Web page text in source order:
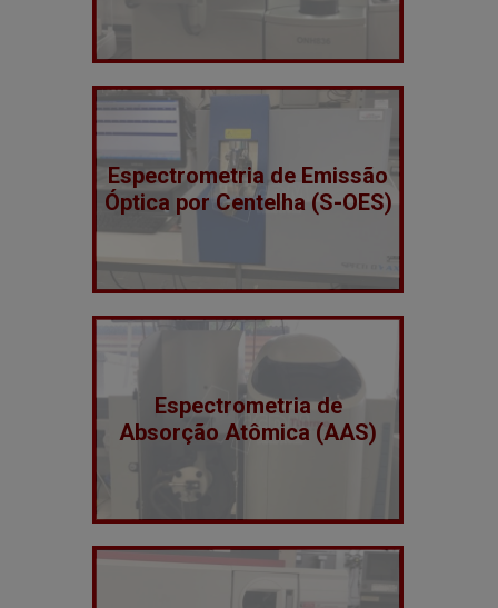
Espectrometria de Emissão
Óptica por Centelha (S-OES)
Espectrometria de
Absorção Atômica (AAS)